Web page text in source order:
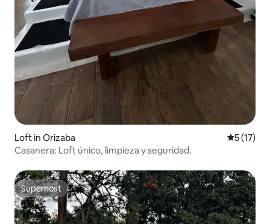
Loft in Orizaba
5 (17)
Casanera: Loft único, limpieza y seguridad.
Superhost
Superhost